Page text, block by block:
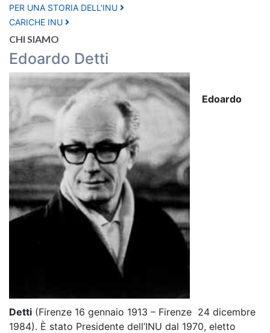
PER UNA STORIA DELL'INU
CARICHE INU
CHI SIAMO
Edoardo Detti
Edoardo
Detti (Firenze 16 gennaio 1913 – Firenze 24 dicembre
1984). È stato Presidente dell’INU dal 1970, eletto